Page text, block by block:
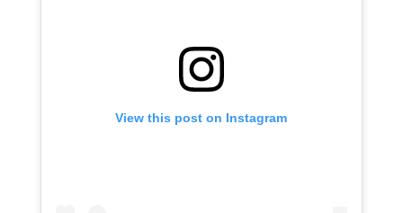
View this post on Instagram